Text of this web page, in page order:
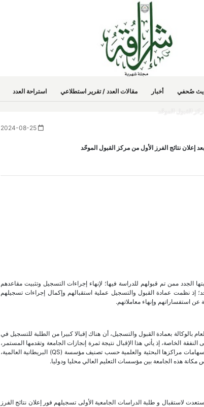
صُحفي أخبار مقالات العدد / تقرير استطلاعي استراحة العدد
القبول الموحّد
2024-08-25
نتائج الفرز الأول من مركز القبول الموحّد
صباح الأربعاء 21 أغسطس 2024م في استقبال الدفعة 21 من طلبتها الجدد ممن تم قبولهم للدراسة فيها؛ لإنهاء إجراءات التسجيل وتثبيت مقاعدهم
2025م من قبل مركز القبول الموحد؛ إذ نظمت عمادة القبول والتسجيل عملية استقبالهم وإكمال إجراءات تسجيلهم
استفساراتهم وإنهاء معاملاتهم.
بعمادة القبول والتسجيل، أن هناك إقبالا كبيرا من الطلبة للتسجيل في
أم الراغبين بالدراسة على النفقة الخاصة، إذ يأتي هذا الإقبال نتيجة ثمرة إنجازات الجامعة وتقدمها المستمر،
خصوصا في الأعوام الأخيرة، بل شهدت ارتفاعا ملحوظا في مؤشر سمعتها الأكاديمية وإسهامات مراكزها البحثية والعلمية حسب تصنيف مؤسسة (QS) البريطانية العالمية،
هذه الجامعة بين مؤسسات التعليم العالي محليا ودوليا.
لاستقبال و طلبة الدراسات الجامعية الأولى تسجيلهم فور إعلان نتائج الفرز